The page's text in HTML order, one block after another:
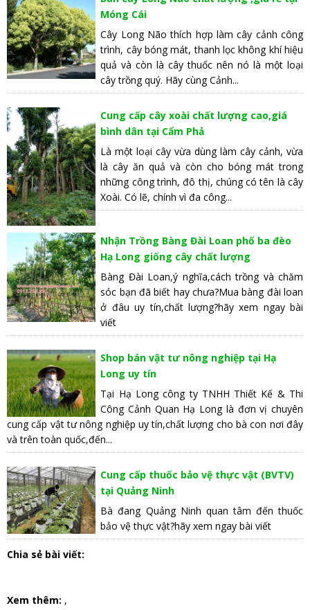
Móng Cái
Cây Long Não thích hợp làm cây cảnh công
trình, cây bóng mát, thanh lọc không khí hiệu
quả và còn là cây thuốc nên nó là một loại
cây trồng quý. Hãy cùng Cảnh...
Cung cấp cây xoài chất lượng cao,giá
bình dân tại Cẩm Phả
Là một loại cây vừa dùng làm cây cảnh, vừa
là cây ăn quả và còn cho bóng mát trong
những công trình, đô thị, chúng có tên là cây
Xoài. Có lẽ, chính vì đa công...
Nhận Trồng Bàng Đài Loan phố ba đèo
Hạ Long giống cây chất lượng
Bàng Đài Loan,ý nghĩa,cách trồng và chăm
sóc bạn đã biết hay chưa?Mua bàng đài loan
ở đâu uy tín,chất lượng?hãy xem ngay bài
viết
Shop bán vật tư nông nghiệp tại Hạ
Long uy tín
Tại Hạ Long công ty TNHH Thiết Kế & Thi
Công Cảnh Quan Hạ Long là đơn vị chuyên
cung cấp vật tư nông nghiệp uy tín,chất lượng cho bà con nơi đây
và trên toàn quốc,đến...
Cung cấp thuốc bảo vệ thực vật (BVTV)
tại Quảng Ninh
Bà đang Quảng Ninh quan tâm đến thuốc
bảo vệ thực vật?hãy xem ngay bài viết
Chia sẻ bài viết:
Xem thêm: ,